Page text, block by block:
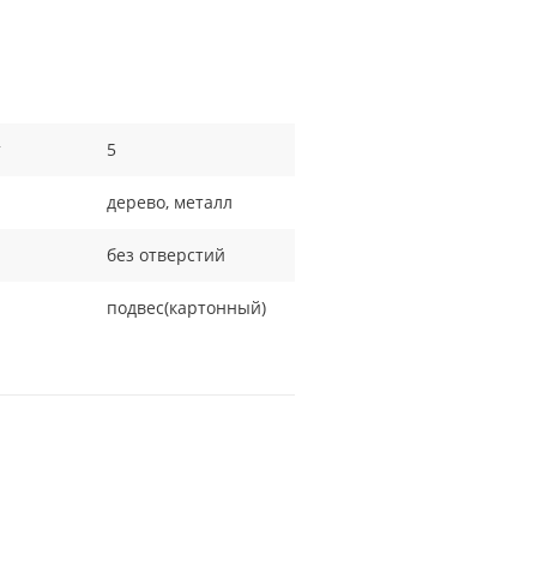
5
дерево, металл
без отверстий
подвес(картонный)